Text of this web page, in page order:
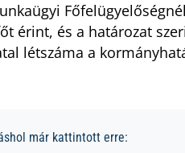
érint, és a határozat
létszáma a
már kattintott erre: